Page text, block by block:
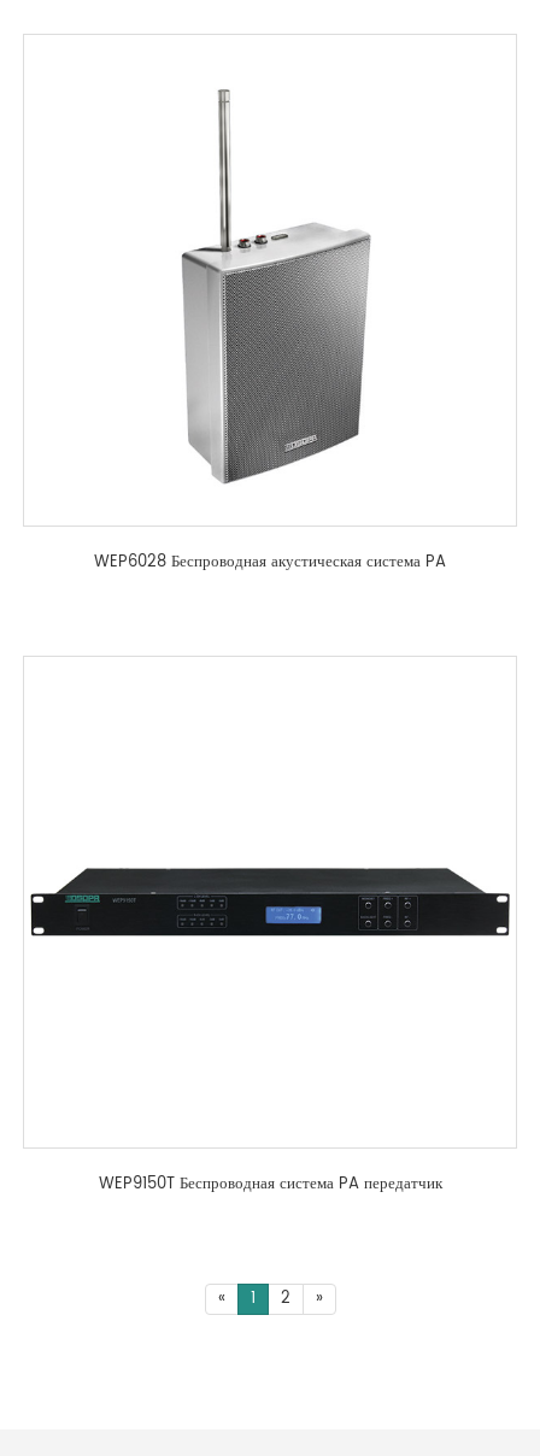
WEP6028 Беспроводная акустическая система PA
WEP9150T Беспроводная система PA передатчик
« 1 2 »